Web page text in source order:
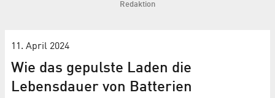
Redaktion
11. April 2024
Wie das gepulste Laden die
Lebensdauer von Batterien